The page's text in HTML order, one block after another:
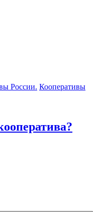
России. Кооперативы